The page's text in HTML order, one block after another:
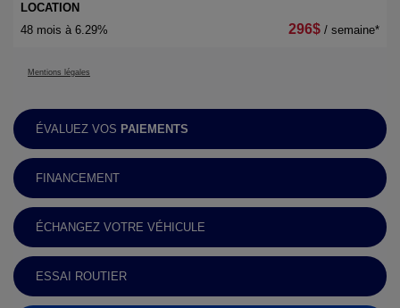
LOCATION
48 mois à 6.29%
296$ / semaine*
Mentions légales
ÉVALUEZ VOS PAIEMENTS
FINANCEMENT
ÉCHANGEZ VOTRE VÉHICULE
ESSAI ROUTIER